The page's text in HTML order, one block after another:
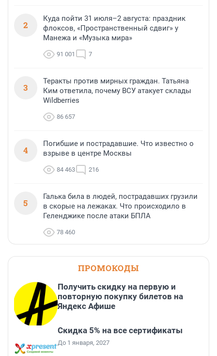
2
Куда пойти 31 июля–2 августа: праздник
флоксов, «Пространственный сдвиг» у
Манежа и «Музыка мира»
91 001 7
3
Теракты против мирных граждан. Татьяна
Ким ответила, почему ВСУ атакует склады
Wildberries
86 657
4
Погибшие и пострадавшие. Что известно о
взрыве в центре Москвы
84 463 216
5
Галька била в людей, пострадавших грузили
в скорые на лежаках. Что происходило в
Геленджике после атаки БПЛА
78 460
ПРОМОКОДЫ
Получить скидку на первую и
повторную покупку билетов на
Яндекс Афише
Скидка 5% на все сертификаты
До 1 января, 2027